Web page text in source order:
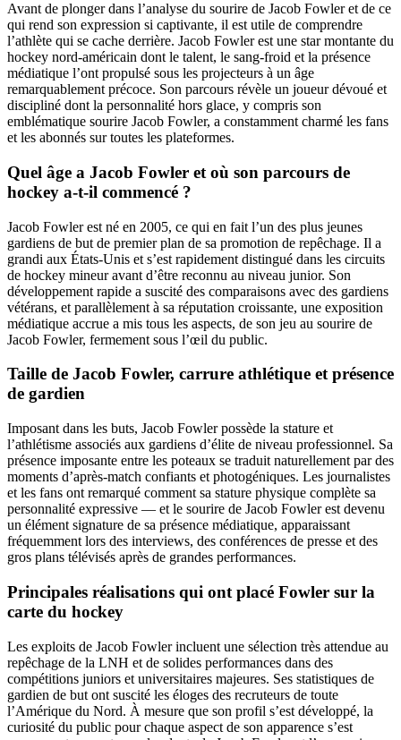
Avant de plonger dans l’analyse du sourire de Jacob Fowler et de ce
qui rend son expression si captivante, il est utile de comprendre
l’athlète qui se cache derrière. Jacob Fowler est une star montante du
hockey nord-américain dont le talent, le sang-froid et la présence
médiatique l’ont propulsé sous les projecteurs à un âge
remarquablement précoce. Son parcours révèle un joueur dévoué et
discipliné dont la personnalité hors glace, y compris son
emblématique sourire Jacob Fowler, a constamment charmé les fans
et les abonnés sur toutes les plateformes.
Quel âge a Jacob Fowler et où son parcours de
hockey a-t-il commencé ?
Jacob Fowler est né en 2005, ce qui en fait l’un des plus jeunes
gardiens de but de premier plan de sa promotion de repêchage. Il a
grandi aux États-Unis et s’est rapidement distingué dans les circuits
de hockey mineur avant d’être reconnu au niveau junior. Son
développement rapide a suscité des comparaisons avec des gardiens
vétérans, et parallèlement à sa réputation croissante, une exposition
médiatique accrue a mis tous les aspects, de son jeu au sourire de
Jacob Fowler, fermement sous l’œil du public.
Taille de Jacob Fowler, carrure athlétique et présence
de gardien
Imposant dans les buts, Jacob Fowler possède la stature et
l’athlétisme associés aux gardiens d’élite de niveau professionnel. Sa
présence imposante entre les poteaux se traduit naturellement par des
moments d’après-match confiants et photogéniques. Les journalistes
et les fans ont remarqué comment sa stature physique complète sa
personnalité expressive — et le sourire de Jacob Fowler est devenu
un élément signature de sa présence médiatique, apparaissant
fréquemment lors des interviews, des conférences de presse et des
gros plans télévisés après de grandes performances.
Principales réalisations qui ont placé Fowler sur la
carte du hockey
Les exploits de Jacob Fowler incluent une sélection très attendue au
repêchage de la LNH et de solides performances dans des
compétitions juniors et universitaires majeures. Ses statistiques de
gardien de but ont suscité les éloges des recruteurs de toute
l’Amérique du Nord. À mesure que son profil s’est développé, la
curiosité du public pour chaque aspect de son apparence s’est